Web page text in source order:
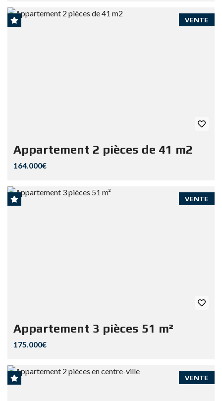
VENTE
Appartement 2 pièces de 41 m2
164.000€
VENTE
Appartement 3 pièces 51 m²
175.000€
VENTE